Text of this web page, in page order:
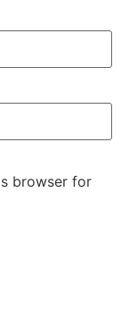
browser for